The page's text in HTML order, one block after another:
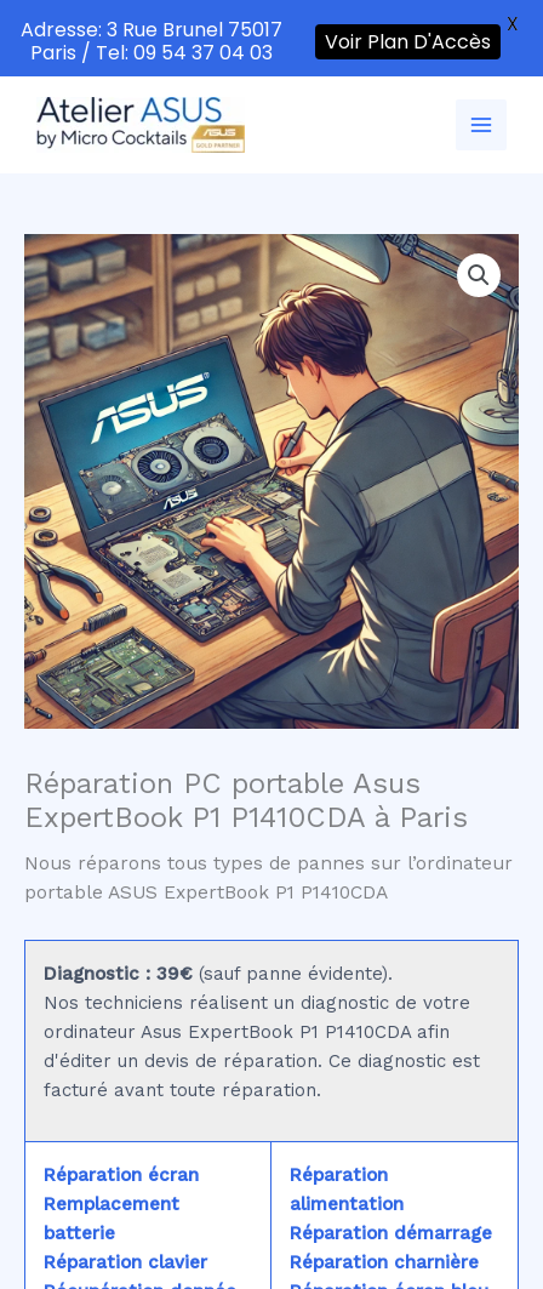
contenu
Réparation PC portable Asus
ExpertBook P1 P1410CDA à Paris
Nous réparons tous types de pannes sur l’ordinateur
portable ASUS ExpertBook P1 P1410CDA
Diagnostic : 39€ (sauf panne évidente).
Nos techniciens réalisent un diagnostic de votre
ordinateur Asus ExpertBook P1 P1410CDA afin
d'éditer un devis de réparation. Ce diagnostic est
facturé avant toute réparation.
Réparation écran
Remplacement
batterie
Réparation clavier
Réparation
alimentation
Réparation démarrage
Réparation charnière
Adresse: 3 Rue Brunel 75017
Paris / Tel: 09 54 37 04 03
Voir Plan D'Accès
X